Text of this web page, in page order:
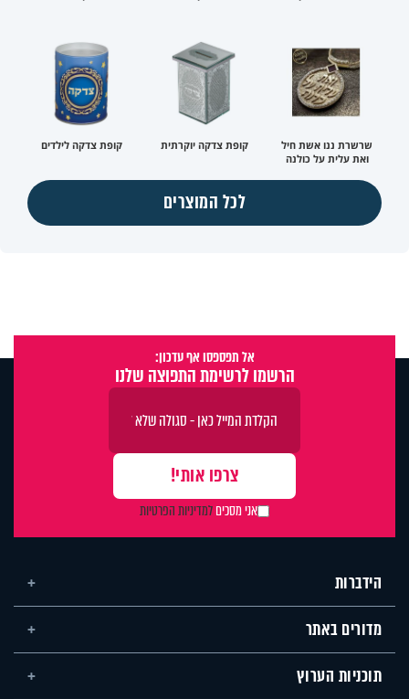
שרשרת ננו אשת חיל
ואת עלית על כולנה
קופת צדקה יוקרתית קופת צדקה לילדים
לכל המוצרים
אל תפספסו אף עדכון:
הרשמו לרשימת התפוצה שלנו
אני מסכיםלמדיניות הפרטיות
הידברות
מדורים באתר
תוכניות הערוץ